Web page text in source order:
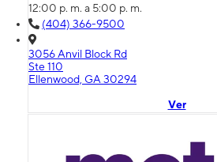
12:00 p. m. a 5:00 p. m.
(404) 366-9500
3056 Anvil Block Rd
Ste 110
Ellenwood, GA 30294
Ver